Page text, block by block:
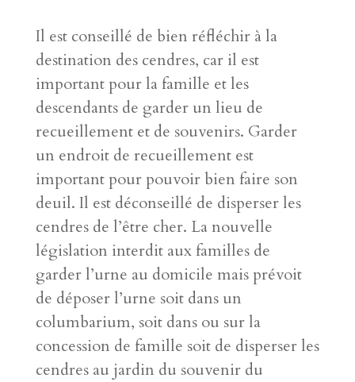
Il est conseillé de bien réfléchir à la
destination des cendres, car il est
important pour la famille et les
descendants de garder un lieu de
recueillement et de souvenirs. Garder
un endroit de recueillement est
important pour pouvoir bien faire son
deuil. Il est déconseillé de disperser les
cendres de l’être cher. La nouvelle
législation interdit aux familles de
garder l’urne au domicile mais prévoit
de déposer l’urne soit dans un
columbarium, soit dans ou sur la
concession de famille soit de disperser les
cendres au jardin du souvenir du